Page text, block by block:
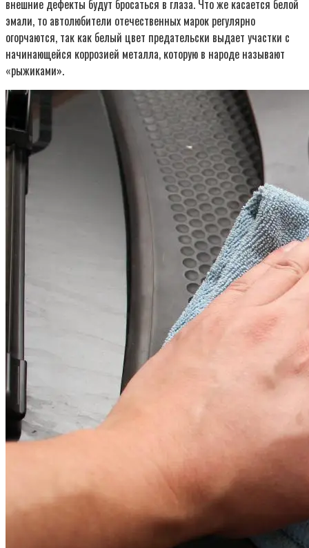
внешние дефекты будут бросаться в глаза. Что же касается белой
эмали, то автолюбители отечественных марок регулярно
огорчаются, так как белый цвет предательски выдает участки с
начинающейся коррозией металла, которую в народе называют
«рыжиками».